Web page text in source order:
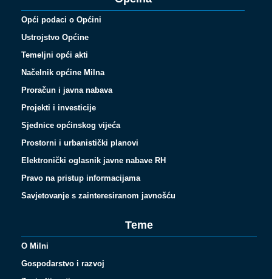
Opći podaci o Općini
Ustrojstvo Općine
Temeljni opći akti
Načelnik općine Milna
Proračun i javna nabava
Projekti i investicije
Sjednice općinskog vijeća
Prostorni i urbanistički planovi
Elektronički oglasnik javne nabave RH
Pravo na pristup informacijama
Savjetovanje s zainteresiranom javnošću
Teme
O Milni
Gospodarstvo i razvoj